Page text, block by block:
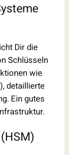
Dir die
Schlüsseln
wie
detaillierte
Ein gutes